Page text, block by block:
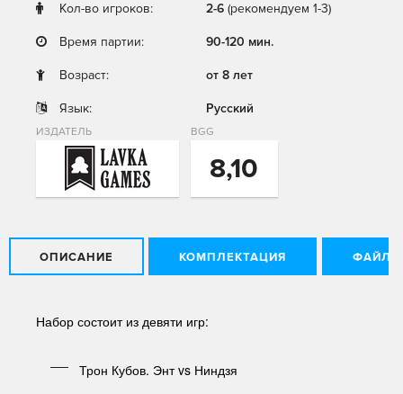
Кол-во игроков: 2-6 (рекомендуем 1-3)
Время партии: 90-120 мин.
Возраст: от 8 лет
Язык: Русский
ИЗДАТЕЛЬ BGG
8,10
ОПИСАНИЕ КОМПЛЕКТАЦИЯ ФАЙЛЫ
Набор состоит из девяти игр:
Трон Кубов. Энт vs Ниндзя